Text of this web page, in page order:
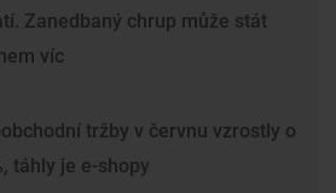
Zanedbaný chrup může stát
víc
tržby v červnu vzrostly o
táhly je e-shopy